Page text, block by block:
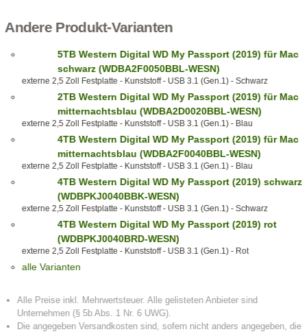
Andere Produkt-Varianten
5TB Western Digital WD My Passport (2019) für Mac
schwarz (WDBA2F0050BBL-WESN)
externe 2,5 Zoll Festplatte - Kunststoff - USB 3.1 (Gen.1) - Schwarz
2TB Western Digital WD My Passport (2019) für Mac
mitternachtsblau (WDBA2D0020BBL-WESN)
externe 2,5 Zoll Festplatte - Kunststoff - USB 3.1 (Gen.1) - Blau
4TB Western Digital WD My Passport (2019) für Mac
mitternachtsblau (WDBA2F0040BBL-WESN)
externe 2,5 Zoll Festplatte - Kunststoff - USB 3.1 (Gen.1) - Blau
4TB Western Digital WD My Passport (2019) schwarz
(WDBPKJ0040BBK-WESN)
externe 2,5 Zoll Festplatte - Kunststoff - USB 3.1 (Gen.1) - Schwarz
4TB Western Digital WD My Passport (2019) rot
(WDBPKJ0040BRD-WESN)
externe 2,5 Zoll Festplatte - Kunststoff - USB 3.1 (Gen.1) - Rot
alle Varianten